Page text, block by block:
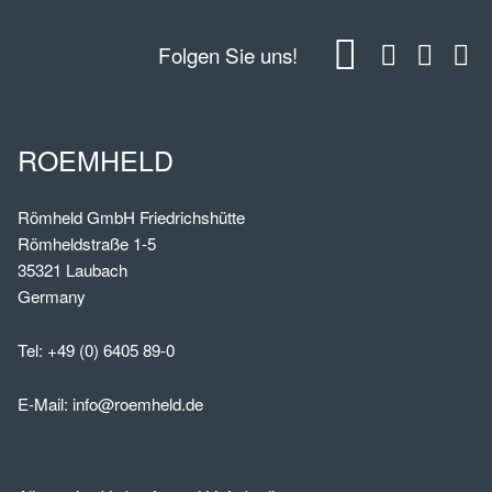
Folgen Sie uns!
ROEMHELD
Römheld GmbH Friedrichshütte
Römheldstraße 1-5
35321 Laubach
Germany
Tel: +49 (0) 6405 89-0
E-Mail: info@roemheld.de